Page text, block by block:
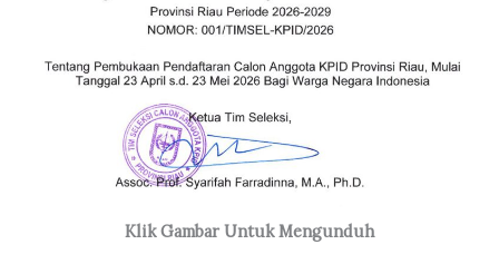
Klik Gambar Untuk Mengunduh